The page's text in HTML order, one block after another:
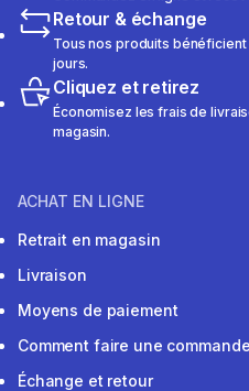
Retour & échange
Tous nos produits
jours.
Cliquez et retirez
Économisez les frais de
magasin.
ACHAT EN LIGNE
Retrait en magasin
Livraison
Moyens de paiement
Comment faire une
Échange et retour